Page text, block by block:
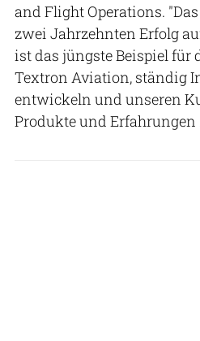
and Flight Operations.
zwei Jahrzehnten Erfolg
ist das jüngste Beispiel für
Textron Aviation, ständig
entwickeln und unseren
Produkte und Erfahrungen